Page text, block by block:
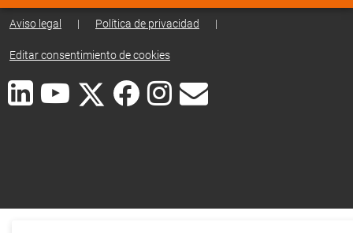
Aviso legal | Política de privacidad |
Editar consentimiento de cookies